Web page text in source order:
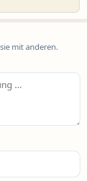
mit anderen.